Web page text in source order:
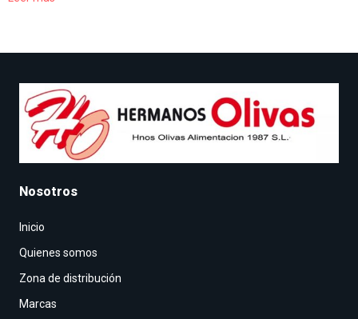
Nosotros
Inicio
Quienes somos
Zona de distribución
Marcas